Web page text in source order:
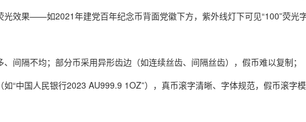
效果——如2021年建党百年纪念币背面党徽下方，紫外线灯下可见“100”荧光
间隔不均；部分币采用异形齿边（如连续丝齿、间隔丝齿），假币难以复制；
“中国人民银行2023 AU999.9 1OZ”），真币滚字清晰、字体规范，假币滚字模